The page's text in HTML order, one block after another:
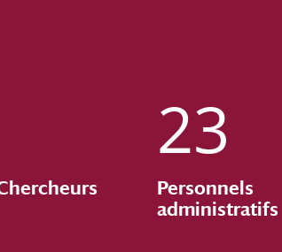
23
Personnels
administratifs